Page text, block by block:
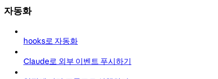
자동화
hooks로 자동화
Claude로 외부 이벤트 푸시하기